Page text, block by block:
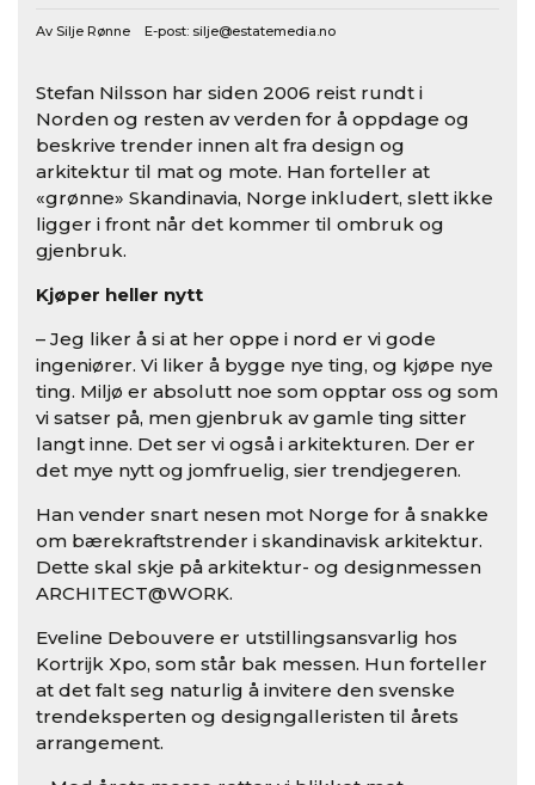
Av Silje Rønne E-post: silje@estatemedia.no
Stefan Nilsson har siden 2006 reist rundt i
Norden og resten av verden for å oppdage og
beskrive trender innen alt fra design og
arkitektur til mat og mote. Han forteller at
«grønne» Skandinavia, Norge inkludert, slett ikke
ligger i front når det kommer til ombruk og
gjenbruk.
Kjøper heller nytt
– Jeg liker å si at her oppe i nord er vi gode
ingeniører. Vi liker å bygge nye ting, og kjøpe nye
ting. Miljø er absolutt noe som opptar oss og som
vi satser på, men gjenbruk av gamle ting sitter
langt inne. Det ser vi også i arkitekturen. Der er
det mye nytt og jomfruelig, sier trendjegeren.
Han vender snart nesen mot Norge for å snakke
om bærekraftstrender i skandinavisk arkitektur.
Dette skal skje på arkitektur- og designmessen
ARCHITECT@WORK.
Eveline Debouvere er utstillingsansvarlig hos
Kortrijk Xpo, som står bak messen. Hun forteller
at det falt seg naturlig å invitere den svenske
trendeksperten og designgalleristen til årets
arrangement.